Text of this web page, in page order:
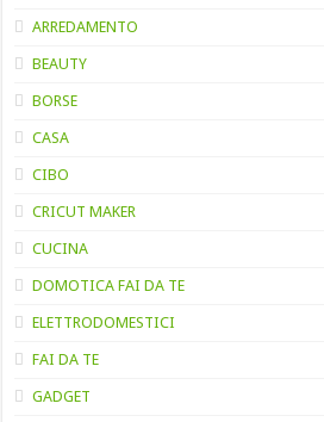
ARREDAMENTO
BEAUTY
BORSE
CASA
CIBO
CRICUT MAKER
CUCINA
DOMOTICA FAI DA TE
ELETTRODOMESTICI
FAI DA TE
GADGET